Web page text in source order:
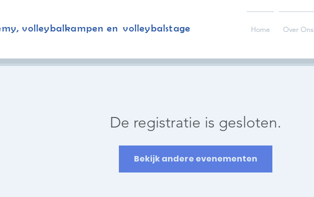
volleybalkampen en volleybalstage Home Over Ons
De registratie is gesloten.
Bekijk andere evenementen